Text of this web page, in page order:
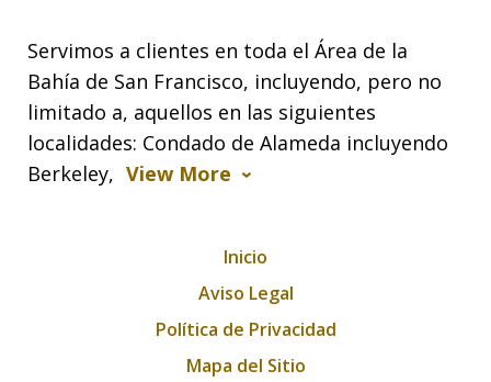
Servimos a clientes en toda el Área de la
Bahía de San Francisco, incluyendo, pero no
limitado a, aquellos en las siguientes
localidades: Condado de Alameda incluyendo
Berkeley, View More
Inicio
Aviso Legal
Política de Privacidad
Mapa del Sitio